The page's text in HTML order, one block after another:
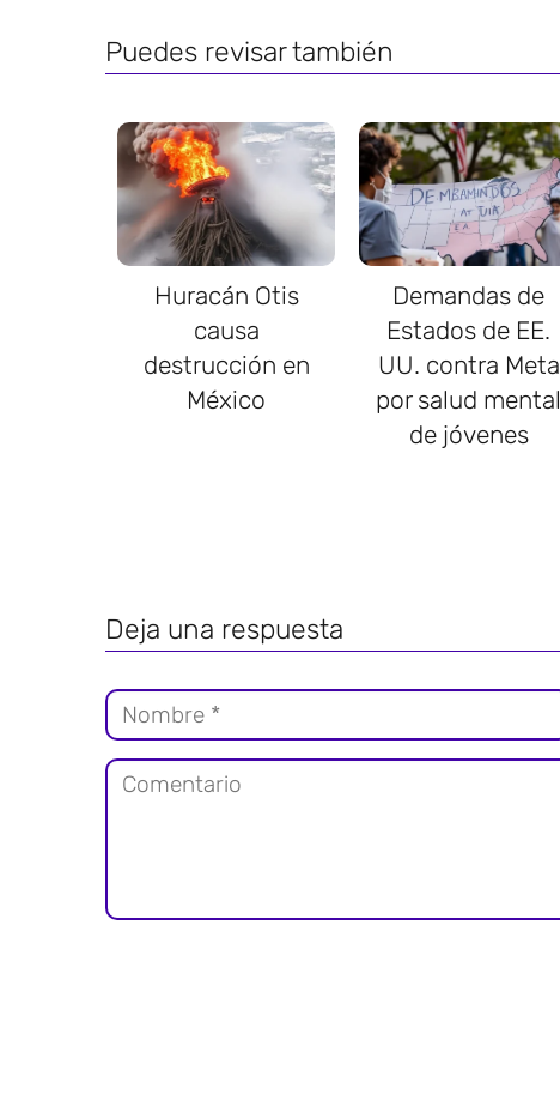
Puedes revisar también
Huracán Otis
causa
destrucción en
México
Demandas de
Estados de EE.
UU. contra Meta
por salud mental
de jóvenes
Deja una respuesta